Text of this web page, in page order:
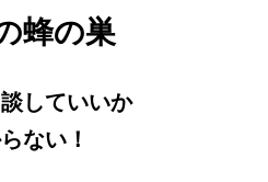
蜂の巣
していいか
ない！